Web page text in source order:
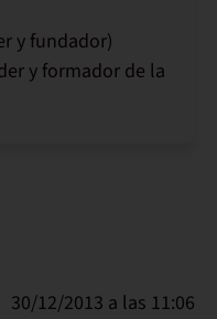
y fundador)
y formador de la
30/12/2013 a las 11:06